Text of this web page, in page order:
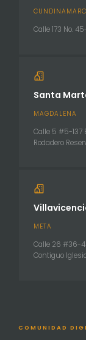
Calle 173 No.
Santa
MAGDALENA
Calle 5 #5-137
Rodadero
META
Calle 26 #36-
Contiguo
COMUNIDAD